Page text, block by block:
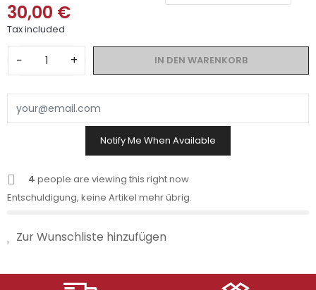
30,00 €
Tax included
− + IN DEN WARENKORB
Notify Me When Available
4 people are viewing this right now
Entschuldigung, keine Artikel mehr übrig.
Zur Wunschliste hinzufügen